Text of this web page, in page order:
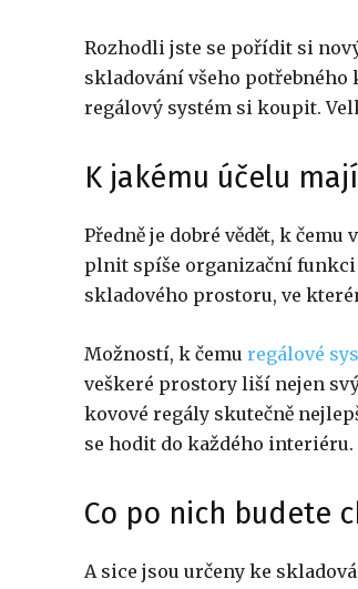
Rozhodli jste se pořídit si
skladování všeho potřebného
regálový systém si koupit.
K jakému účelu
Předně je dobré vědět, k
plnit spíše organizační funkci
skladového prostoru, ve
Možností, k čemu regálové
veškeré prostory liší nejen
kovové regály skutečně
se hodit do každého interiéru.
Co po nich budete
A sice jsou určeny ke